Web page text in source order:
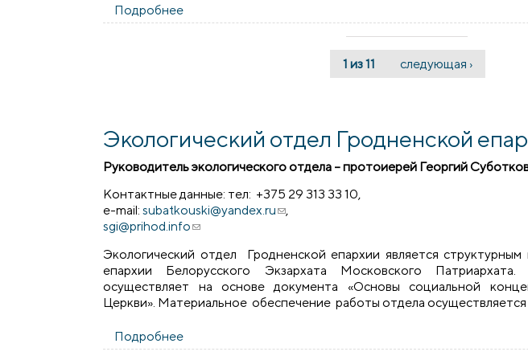
Подробнее
1 из 11
следующая ›
Экологический отдел Гродненской
Руководитель экологического отдела – протоиерей Георгий
Контактные данные: тел: +375 29 313 33 10,
e-mail:subatkouski@yandex.ru(ссылка для отправки email)
,
sgi@prihod.info(ссылка для отправки email)
Экологический отдел Гродненской епархии является структурным
епархии Белорусского Экзархата Московского
осуществляет на основе документа «Основы социальной
Церкви». Материальное обеспечение работы отдела осуществляется
Подробнее